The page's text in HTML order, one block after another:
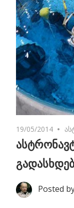
19/05/2014
Posted